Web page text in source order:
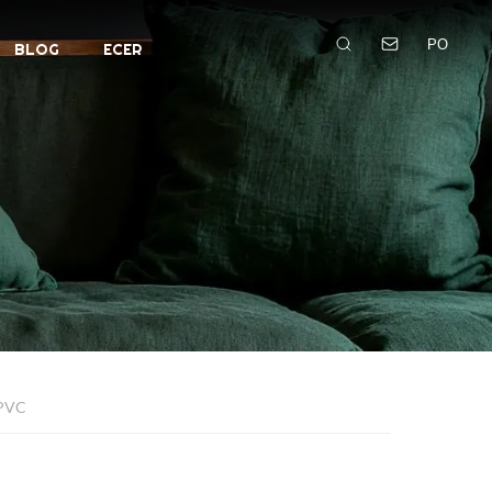
BLOG ECER PO